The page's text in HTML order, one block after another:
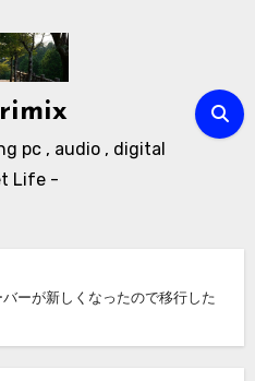
pc , audio , digital
Life -
ーが新しくなったので移行した